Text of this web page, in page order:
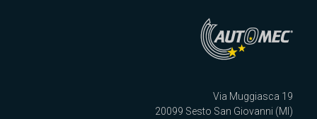
Via Muggiasca 19
20099 Sesto San Giovanni (MI)